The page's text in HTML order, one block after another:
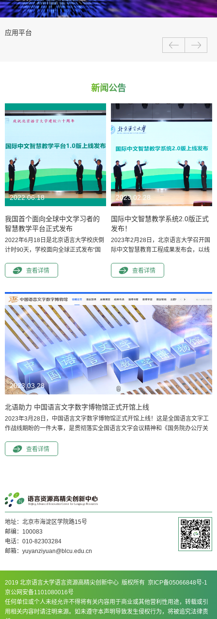
应用平台
新闻公告
2022.06.18
我国首个面向全球中文学习者的
智慧教学平台正式发布
2022年6月18日是北京语言大学校庆倒
计时90天，学校面向全球正式发布“国
文智慧教学平台1.0版”，这是我国首个
面向全球中文学习者的智慧教学平台，
进鹏提出的“以教育信息化推动教育高质
量发展，以教育信息化引领教育现代化”
的重要举措。平台上线发布教育部中外
语言交流合作中心党委书记、主任马箭
飞出席会议并讲话，北京语言大学校长
刘利作了“信息化...
查看详情
2023.02.28
国际中文智慧教学系统2.0版正式
发布！
2023年2月28日，北京语言大学召开国
际中文智慧教育工程成果发布会，以线
新成果“国际中文智慧教学系统2.0版”，
展示报告智慧教育改革创新成效，向世
学技术与信息化司司长雷朝滋、中国国
际中文教育基金会副理事长赵灵山、教
育部中外语言交流合作中心党委副书记
宋永波、北京语言大学校长刘利出席发
布会并致辞。工程总工程师荀恩东和课
程研发组组长闻亭代表...
查看详情
2023.03.28
北语助力 中国语言文字数字博物馆正式开馆上线
2023年3月28日，中国语言文字数字博物馆正式开馆上线！这是全国语言文字工
作战线期盼的一件大事，是贯彻落实全国语言文字会议精神和《国务院办公厅关
行动的创新举措。中国语言文字数字博物馆的落馆建成，凝聚了北京语言大学的
师生力量，体现了北京语言大学的责任担当。2022年初，教育部语言文字应用管
查看详情
地址：北京市海淀区学院路15号
邮编：100083
电话：010-82303284
邮箱：yuyanziyuan@blcu.edu.cn
2019 北京语言大学语言资源高精尖创新中心 版权所有 京ICP备05066848号-1
京公网安备1101080016号
任何单位或个人未经允许不得将有关内容用于商业或其他营利性用途，转载或引
用相关内容时请注明来源。如未遵守本声明导致发生侵权行为，将被追究法律责